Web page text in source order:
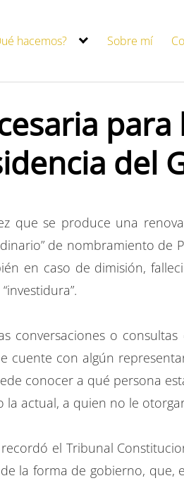
hacemos? Sobre mí
para
del
que se produce una
de nombramiento de
en caso de dimisión,
conversaciones o
cuente con algún
conocer a qué persona
actual, a quien no le
el Tribunal
la forma de gobierno, que,